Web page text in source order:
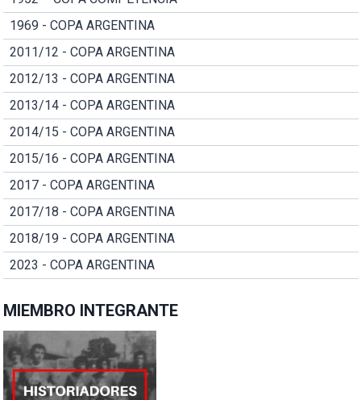
1969 - COPA ARGENTINA
2011/12 - COPA ARGENTINA
2012/13 - COPA ARGENTINA
2013/14 - COPA ARGENTINA
2014/15 - COPA ARGENTINA
2015/16 - COPA ARGENTINA
2017 - COPA ARGENTINA
2017/18 - COPA ARGENTINA
2018/19 - COPA ARGENTINA
2023 - COPA ARGENTINA
MIEMBRO INTEGRANTE